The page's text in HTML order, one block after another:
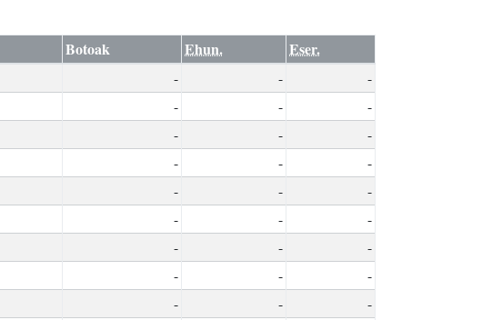
Botoak Ehun. Eser.
- -
-
- -
-
- -
-
- -
-
- -
-
- -
-
- -
-
- -
-
- -
-